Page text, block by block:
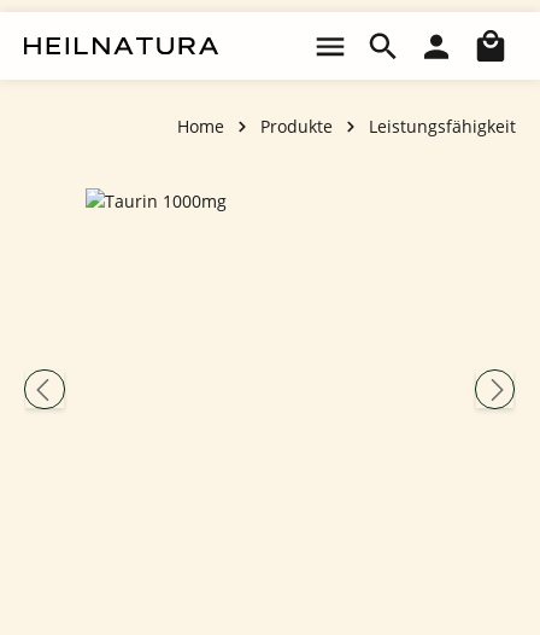
Home Produkte Leistungsfähigkeit
Bildergalerie überspringen